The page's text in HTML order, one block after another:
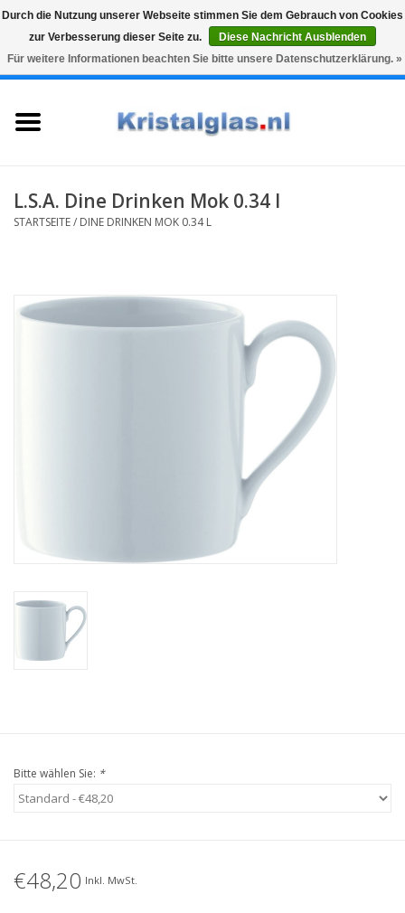
Snelle levering
Graveren
0 Artikel - €0,00
Karaffen
Vasen
L.S.A. Dine Drinken Mok 0.34 l
STARTSEITE/ DINE DRINKEN MOK 0.34 L
Bitte wählen Sie: *
€48,20 Inkl. MwSt.
Durch die Nutzung unserer Webseite stimmen Sie dem Gebrauch von Cookies
zur Verbesserung dieser Seite zu.
Diese Nachricht Ausblenden
Für weitere Informationen beachten Sie bitte unsere Datenschutzerklärung. »